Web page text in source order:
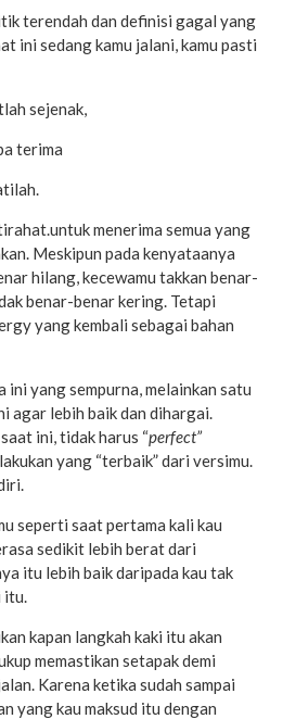
terendah dan definisi gagal yang
ini sedang kamu jalani, kamu pasti
sejenak,
terima
menerima semua yang
Meskipun pada kenyataanya
hilang, kecewamu takkan benar-
benar-benar kering. Tetapi
yang kembali sebagai bahan
ini yang sempurna, melainkan satu
agar lebih baik dan dihargai.
ini, tidak harus “perfect”
yang “terbaik” dari versimu.
seperti saat pertama kali kau
sedikit lebih berat dari
itu lebih baik daripada kau tak
itu.
kapan langkah kaki itu akan
memastikan setapak demi
Karena ketika sudah sampai
yang kau maksud itu dengan